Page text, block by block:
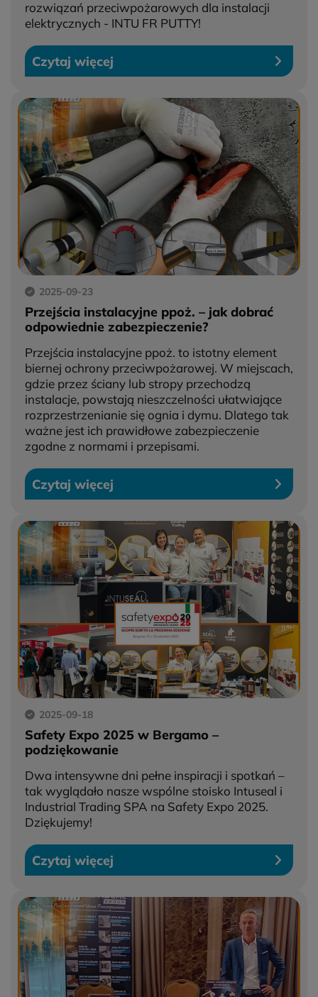
rozwiązań przeciwpożarowych dla instalacji
elektrycznych - INTU FR PUTTY!
Czytaj więcej
2025-09-23
Przejścia instalacyjne ppoż. – jak dobrać
odpowiednie zabezpieczenie?
Przejścia instalacyjne ppoż. to istotny element
biernej ochrony przeciwpożarowej. W miejscach,
gdzie przez ściany lub stropy przechodzą
instalacje, powstają nieszczelności ułatwiające
rozprzestrzenianie się ognia i dymu. Dlatego tak
ważne jest ich prawidłowe zabezpieczenie
zgodne z normami i przepisami.
Czytaj więcej
2025-09-18
Safety Expo 2025 w Bergamo –
podziękowanie
Dwa intensywne dni pełne inspiracji i spotkań –
tak wyglądało nasze wspólne stoisko Intuseal i
Industrial Trading SPA na Safety Expo 2025.
Dziękujemy!
Czytaj więcej